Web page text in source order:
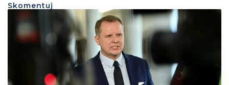
Skomentuj